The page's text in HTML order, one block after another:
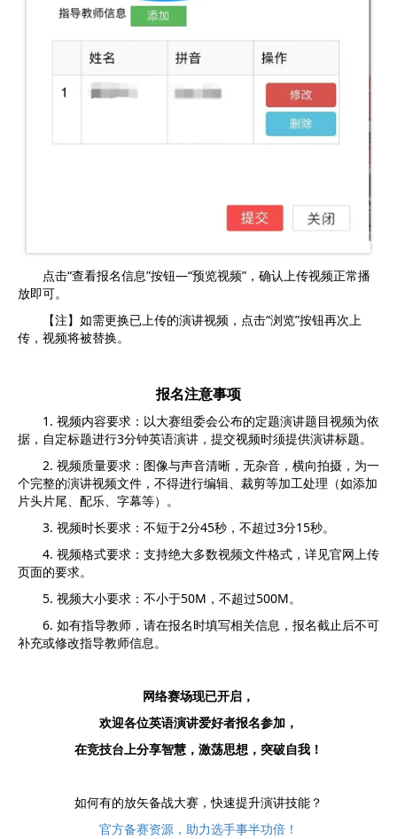
点击“查看报名信息”按钮—“预览视频”，确认上传视频正常播
放即可。
【注】如需更换已上传的演讲视频，点击“浏览”按钮再次上
传，视频将被替换。
报名注意事项
1. 视频内容要求：以大赛组委会公布的定题演讲题目视频为依
据，自定标题进行3分钟英语演讲，提交视频时须提供演讲标题。
2. 视频质量要求：图像与声音清晰，无杂音，横向拍摄，为一
个完整的演讲视频文件，不得进行编辑、裁剪等加工处理（如添加
片头片尾、配乐、字幕等）。
3. 视频时长要求：不短于2分45秒，不超过3分15秒。
4. 视频格式要求：支持绝大多数视频文件格式，详见官网上传
页面的要求。
5. 视频大小要求：不小于50M，不超过500M。
6. 如有指导教师，请在报名时填写相关信息，报名截止后不可
补充或修改指导教师信息。
网络赛场现已开启，
欢迎各位英语演讲爱好者报名参加，
在竞技台上分享智慧，激荡思想，突破自我！
如何有的放矢备战大赛，快速提升演讲技能？
官方备赛资源，助力选手事半功倍！